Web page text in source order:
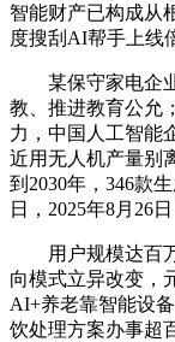
智能财产已构成从
度搜刮AI帮手上线
某保守家电企业
教、推进教育公允
力，中国人工智能
近用无人机产量别
到2030年，346款
日，2025年8月26日
用户规模达百万
向模式立异改变，
AI+养老靠智能设
饮处理方案办事超